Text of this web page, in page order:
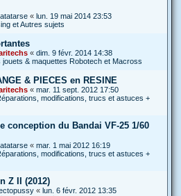
« lun. 19 mai 2014 23:53
et Autres sujets
« dim. 9 févr. 2014 14:38
jouets & maquettes Robotech et Macross
& PIECES en RESINE
« mar. 11 sept. 2012 17:50
modifications, trucs et astuces +
conception du Bandai VF-25 1/60
« mar. 1 mai 2012 16:19
modifications, trucs et astuces +
Z II (2012)
« lun. 6 févr. 2012 13:35